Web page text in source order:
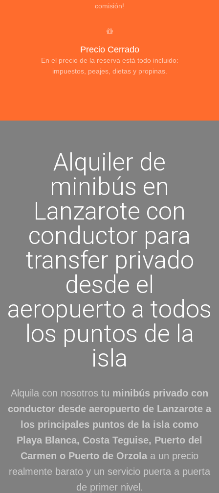
comisión!
Precio Cerrado
En el precio de la reserva está todo incluido:
impuestos, peajes, dietas y propinas.
Alquiler de
minibús en
Lanzarote con
conductor para
transfer privado
desde el
aeropuerto a todos
los puntos de la
isla
Alquila con nosotros tu minibús privado con
conductor desde aeropuerto de Lanzarote a
los principales puntos de la isla como
Playa Blanca, Costa Teguise, Puerto del
Carmen o Puerto de Orzola a un precio
realmente barato y un servicio puerta a puerta
de primer nivel.